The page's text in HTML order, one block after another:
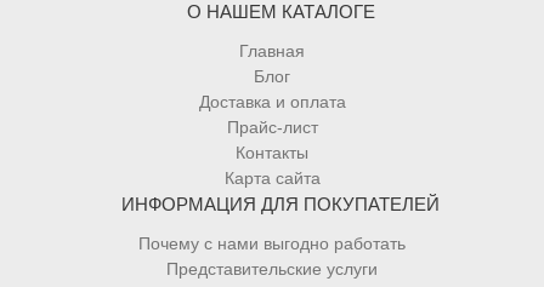
О НАШЕМ КАТАЛОГЕ
Главная
Блог
Доставка и оплата
Прайс-лист
Контакты
Карта сайта
ИНФОРМАЦИЯ ДЛЯ ПОКУПАТЕЛЕЙ
Почему с нами выгодно работать
Представительские услуги